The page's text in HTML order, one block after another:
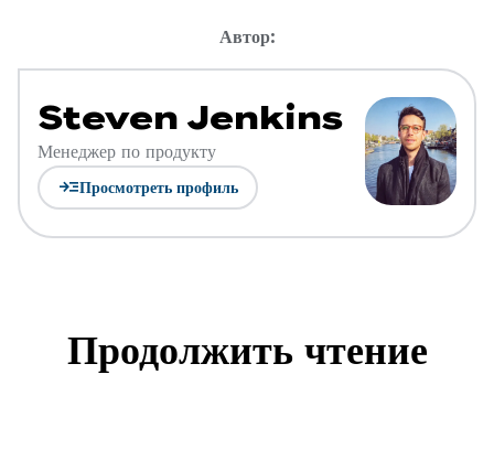
Автор:
Steven Jenkins
Менеджер по продукту
read_moreПросмотреть профиль
Продолжить чтение